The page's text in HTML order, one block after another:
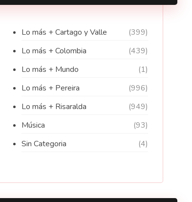
Lo más + Cartago y Valle
(399)
Lo más + Colombia
(439)
Lo más + Mundo
(1)
Lo más + Pereira
(996)
Lo más + Risaralda
(949)
Música
(93)
Sin Categoria
(4)